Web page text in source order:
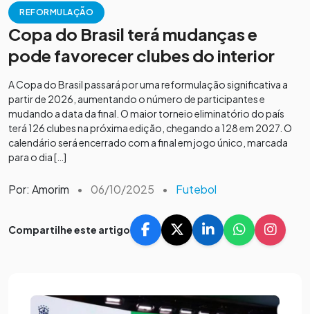
REFORMULAÇÃO
Copa do Brasil terá mudanças e
pode favorecer clubes do interior
A Copa do Brasil passará por uma reformulação significativa a
partir de 2026, aumentando o número de participantes e
mudando a data da final. O maior torneio eliminatório do país
terá 126 clubes na próxima edição, chegando a 128 em 2027. O
calendário será encerrado com a final em jogo único, marcada
para o dia […]
Por: Amorim • 06/10/2025 • Futebol
Compartilhe este artigo